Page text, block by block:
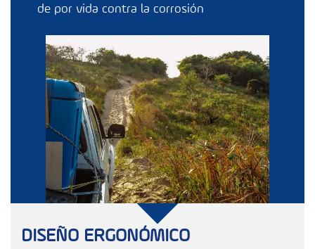
de por vida contra la corrosión
DISEÑO ERGONÓMICO